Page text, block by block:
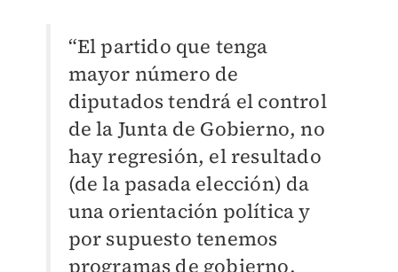
“El partido que tenga
mayor número de
diputados tendrá el control
de la Junta de Gobierno, no
hay regresión, el resultado
(de la pasada elección) da
una orientación política y
por supuesto tenemos
programas de gobierno,